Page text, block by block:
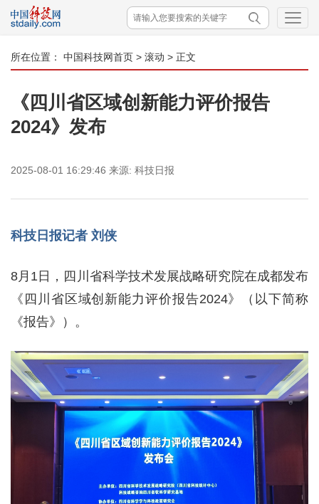
所在位置： 中国科技网首页 > 滚动 > 正文
《四川省区域创新能力评价报告
2024》发布
2025-08-01 16:29:46 来源: 科技日报
科技日报记者 刘侠
8月1日，四川省科学技术发展战略研究院在成都发布
《四川省区域创新能力评价报告2024》（以下简称
《报告》）。